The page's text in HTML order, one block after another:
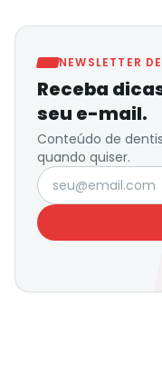
NEWSLETTER
Receba
seu e-mail.
Conteúdo de
quando quiser.
Seu e-mail